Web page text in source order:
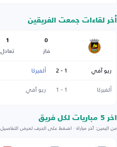
أخر لقاءات جمعت الفريقين
0
فاز
1
تعادل
ريو آفي 1 - 2 ألفيركا
ألفيركا
1 - 1 ريو آفي
اخر 5 مباريات لكل فريق
من اليمين: آخر مباراة · اضغط على الحرف لعرض التفاصيل